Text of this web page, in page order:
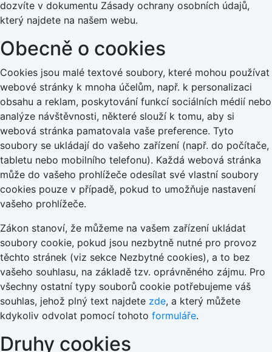
dozvíte v dokumentu Zásady ochrany osobních údajů,
který najdete na našem webu.
Obecně o cookies
Cookies jsou malé textové soubory, které mohou používat
webové stránky k mnoha účelům, např. k personalizaci
obsahu a reklam, poskytování funkcí sociálních médií nebo
analýze návštěvnosti, některé slouží k tomu, aby si
webová stránka pamatovala vaše preference. Tyto
soubory se ukládají do vašeho zařízení (např. do počítače,
tabletu nebo mobilního telefonu). Každá webová stránka
může do vašeho prohlížeče odesílat své vlastní soubory
cookies pouze v případě, pokud to umožňuje nastavení
vašeho prohlížeče.
Zákon stanoví, že můžeme na vašem zařízení ukládat
soubory cookie, pokud jsou nezbytně nutné pro provoz
těchto stránek (viz sekce Nezbytné cookies), a to bez
vašeho souhlasu, na základě tzv. oprávněného zájmu. Pro
všechny ostatní typy souborů cookie potřebujeme váš
souhlas, jehož plný text najdete zde, a který můžete
kdykoliv odvolat pomocí tohoto formuláře.
Druhy cookies